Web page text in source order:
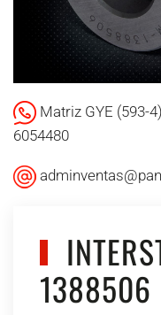
Matriz GYE (593-
6054480
1388506